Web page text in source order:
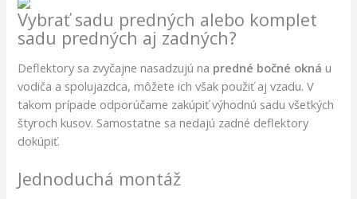
Vybrať sadu predných alebo komplet
sadu predných aj zadných?
Deflektory sa zvyčajne nasadzujú na predné bočné oknáu
vodiča a spolujazdca, môžete ich však použiť aj vzadu. V
takom prípade odporúčame zakúpiť výhodnú sadu všetkých
štyroch kusov. Samostatne sa nedajú zadné deflektory
dokúpiť.
Jednoduchá montáž